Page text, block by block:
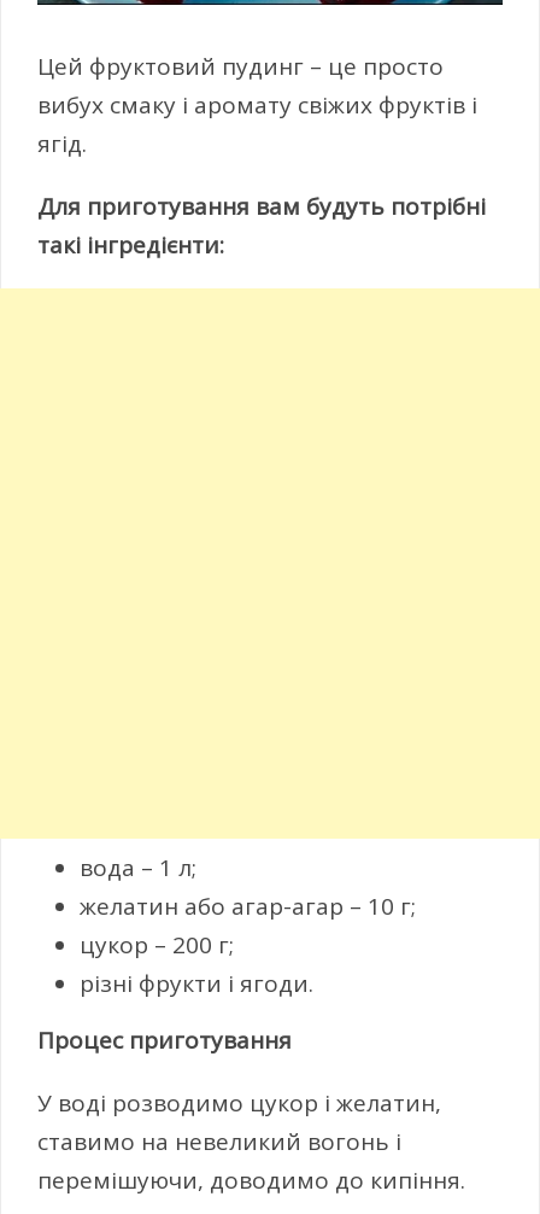
Цей фруктовий пудинг – це просто
вибух смаку і аромату свіжих фруктів і
ягід.
Для приготування вам будуть потрібні
такі інгредієнти:
вода – 1 л;
желатин або агар-агар – 10 г;
цукор – 200 г;
різні фрукти і ягоди.
Процес приготування
У воді розводимо цукор і желатин,
ставимо на невеликий вогонь і
перемішуючи, доводимо до кипіння.